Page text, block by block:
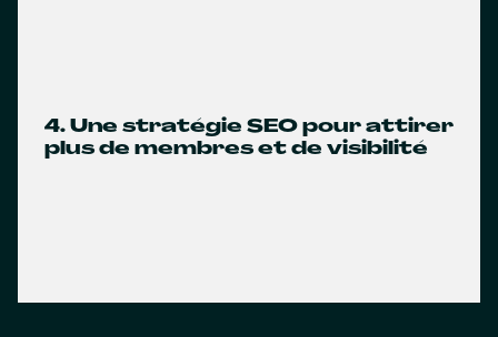
4. Une stratégie SEO pour attirer
plus de membres et de visibilité